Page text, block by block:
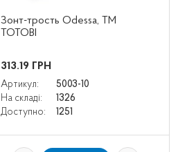
Зонт-трость Odessa, ТМ
ТОТОВІ
313.19 ГРН
Артикул:
5003-10
На складі:
1326
Доступно:
1251